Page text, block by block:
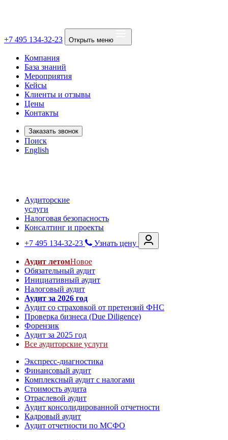
+7 495 134-32-23 Открыть меню
Компания
База знаний
Мероприятия
Кейсы
Клиенты и отзывы
Цены
Контакты
Заказать звонок
Поиск
English
Аудиторские
услуги
Налоговая безопасность
Консалтинг и проекты
+7 495 134-32-23
Узнать цену
Аудит летомНовое
Обязательный аудит
Инициативный аудит
Налоговый аудит
Аудит за 2026 год
Аудит со страховкой от претензий ФНС
Проверка бизнеса (Due Diligence)
Форензик
Аудит за 2025 год
Все аудиторские услуги
Экспресс-диагностика
Финансовый аудит
Комплексный аудит с налогами
Стоимость аудита
Отраслевой аудит
Аудит консолидированной отчетности
Кадровый аудит
Аудит отчетности по МСФО